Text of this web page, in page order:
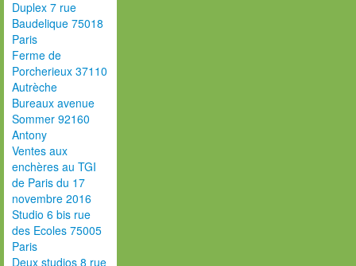
Duplex 7 rue
Baudelique 75018
Paris
Ferme de
Porcherieux 37110
Autrèche
Bureaux avenue
Sommer 92160
Antony
Ventes aux
enchères au TGI
de Paris du 17
novembre 2016
Studio 6 bis rue
des Ecoles 75005
Paris
Deux studios 8 rue